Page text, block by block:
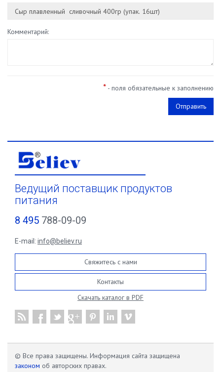
Комментарий:
* - поля обязательные к заполнению
Ведущий поставщик продуктов
питания
8 495 788-09-09
E-mail: info@believ.ru
Свяжитесь с нами
Контакты
Скачать каталог в PDF
© Все права защищены. Информация сайта защищена
законом об авторских правах.